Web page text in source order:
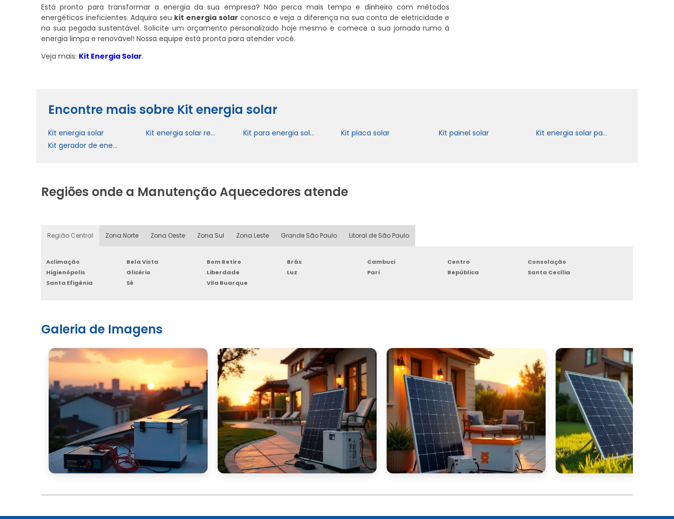
Está pronto para transformar a energia da sua empresa? Não perca mais tempo e dinheiro com métodos
energéticos ineficientes. Adquira seu kit energia solar conosco e veja a diferença na sua conta de eletricidade e
na sua pegada sustentável. Solicite um orçamento personalizado hoje mesmo e comece a sua jornada rumo à
energia limpa e renovável! Nossa equipe está pronta para atender você.
Veja mais: Kit Energia Solar.
Encontre mais sobre Kit energia solar
Kit energia solar Kit energia solar residencial completo Kit para energia solar residencial Kit placa solar Kit painel solar
Kit energia solar para apartamento
Kit gerador de energia solar residencial
Regiões onde a Manutenção Aquecedores atende
Região Central Zona Norte Zona Oeste Zona Sul Zona Leste Grande São Paulo Litoral de São Paulo
Aclimação Bela Vista Bom Retiro Brás Cambuci Centro
Consolação
Higienópolis
Glicério Liberdade Luz Pari República
Santa Cecília
Santa Efigênia
Sé Vila Buarque
Galeria de Imagens